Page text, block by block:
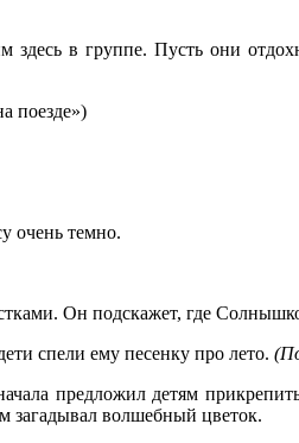
в группе. Пусть они
поезде»)
очень темно.
Он подскажет, где
спели ему песенку про лето.
предложил детям
загадывал волшебный цветок.